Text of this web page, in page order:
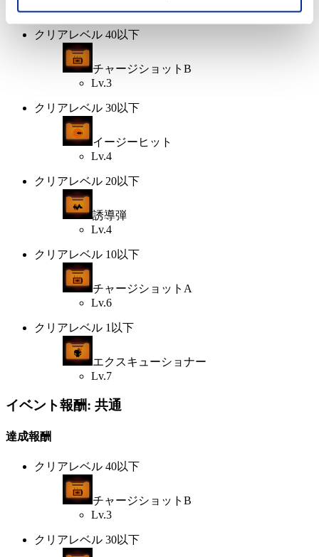
クリアレベル 40以下
チャージショットB
Lv.3
クリアレベル 30以下
イージーヒット
Lv.4
クリアレベル 20以下
誘導弾
Lv.4
クリアレベル 10以下
チャージショットA
Lv.6
クリアレベル 1以下
エクスキューショナー
Lv.7
イベント報酬: 共通
達成報酬
クリアレベル 40以下
チャージショットB
Lv.3
クリアレベル 30以下